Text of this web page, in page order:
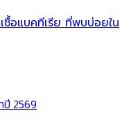
ชื้อแบคทีเรีย ที่พบบ่อยใน